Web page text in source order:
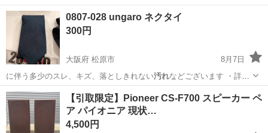
は現地でご確認…
千葉 千葉市
0807-028 ungaro ネクタイ
300円
大阪府 松原市
8月7日
に伴う多少のスレ、キズ、落としきれない汚れなどございます ・詳細
は現地でご確認…
大阪 松原市 小物 ungaro
【引取限定】Pioneer CS-F700 スピーカー ペ
ア パイオニア 現状…
4,500円